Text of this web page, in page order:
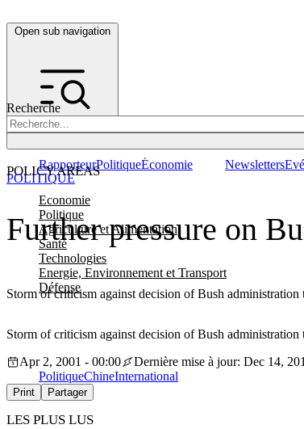
Open sub navigation
Recherche
POLICY AREAS
Economie
Politique
Agriculture et Alimentation
Santé
Technologies
Energie, Environnement et Transport
Défense
RapporteurPolitiqueÉconomie Newsletters
Further pressure on
Storm of criticism against decision of Bush
POLITIQUE
Storm of criticism against decision of Bush
Apr 2, 2001 - 00:00
Dernière mise à jour: Dec 14,
PolitiqueChineInternational
Print Partager
LES PLUS LUS